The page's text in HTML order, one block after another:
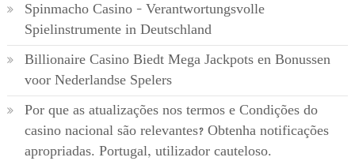
Spinmacho Casino – Verantwortungsvolle
Spielinstrumente in Deutschland
Billionaire Casino Biedt Mega Jackpots en Bonussen
voor Nederlandse Spelers
Por que as atualizações nos termos e Condições do
casino nacional são relevantes? Obtenha notificações
apropriadas. Portugal, utilizador cauteloso.